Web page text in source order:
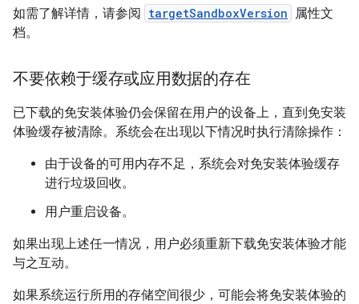
如需了解详情，请参阅 targetSandboxVersion 属性文
档。
不要依赖于缓存或应用数据的存在
已下载的免安装体验仍会保留在用户的设备上，直到免安装
体验缓存被清除。系统会在出现以下情况时执行清除操作：
由于设备的可用内存不足，系统会对免安装体验缓存
进行垃圾回收。
用户重启设备。
如果出现上述任一情况，用户必须重新下载免安装体验才能
与之互动。
如果系统运行所用的存储空间很少，可能会将免安装体验的